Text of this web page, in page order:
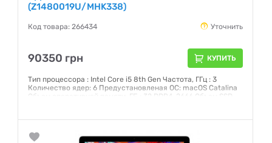
(Z1480019U/MHK338)
Код товара: 266434 Уточнить
90350 грн КУПИТЬ
Тип процессора : Intel Core i5 8th Gen Частота, ГГц : 3
Количество ядер: 6 Предустановленая ОС: macOS Catalina
Объем оперативной памяти, ГБ : 32 DDR4-2666 Объем SSD,
3 (USB-C), 4xUSB 3.0, Head-Out Экран: 21,5 (4096x2304) IPS
Сенсорный: нет